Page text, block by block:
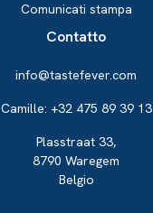
Comunicati stampa
Contatto
info@tastefever.com
Camille: +32 475 89 39 13
Plasstraat 33,
8790 Waregem
Belgio